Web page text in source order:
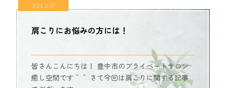
2024.11.12
肩こりにお悩みの方には！
皆さんこんにちは！ 豊中市のプライベートサロン
癒し空間です＾＾ さて今回は肩こりに関する記事